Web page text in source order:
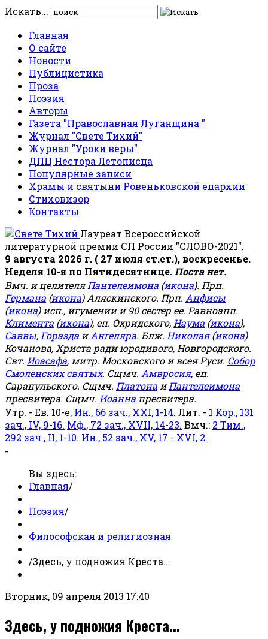
Искать...
Главная
О сайте
Новости
Публицистика
Проза
Поэзия
Авторы
Газета "Православная Луганщина "
Журнал "Свете Тихий"
Журнал "Уроки веры"
ДПЦ Нестора Летописца
Популярные записи
Храмы и святыни Ровеньковской епархии
Стиховизор
Контакты
Лауреат Всероссийской
литературной премии СП России "СЛОВО-2021".
9 августа 2026 г. ( 27 июля ст.ст.), воскресенье.
Неделя 10-я по Пятидесятнице. Поста нет.
Вмч. и целителяПантелеимона (икона). Прп.
Германа (икона) Аляскинского. Прп. Анфисы
(икона) исп., игумении и 90 сестер ее. Равноапп.
Климента (икона), еп. Охридского, Наума (икона),
Саввы, Горазда иАнгеляра. Блж. Николая(икона)
Кочанова, Христа ради юродивого, Новгородского.
Свт. Иоасафа, митр. Московского и всея Руси. Собор
Смоленских святых. Сщмч. Амвросия, еп.
Сарапульского. Сщмч. Платона иПантелеимона
пресвитера. Сщмч. Иоанна пресвитера.
Утр. - Ев. 10-е, Ин., 66 зач., XXI, 1-14. Лит. - 1 Кор., 131
зач., IV, 9-16. Мф., 72 зач., XVII, 14-23. Вмч.: 2 Тим.,
292 зач., II, 1-10. Ин., 52 зач., XV, 17 - XVI, 2.
-
Вы здесь:
Главная/
Поэзия/
Философская и религиозная
/Здесь, у подножия Креста...
Вторник, 09 апреля 2013 17:40
Здесь, у подножия Креста...